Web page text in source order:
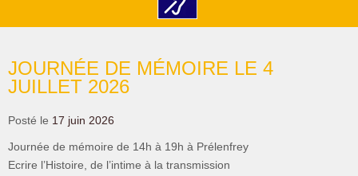
JOURNÉE DE MÉMOIRE LE 4
JUILLET 2026
Posté le 17 juin 2026
Journée de mémoire de 14h à 19h à Prélenfrey
Ecrire l’Histoire, de l’intime à la transmission